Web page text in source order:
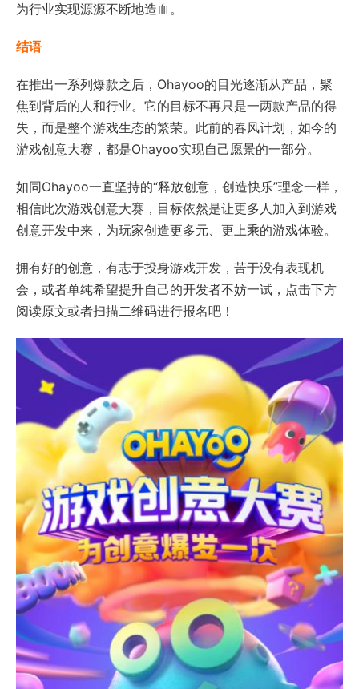
为行业实现源源不断地造血。
结语
在推出一系列爆款之后，Ohayoo的目光逐渐从产品，聚
焦到背后的人和行业。它的目标不再只是一两款产品的得
失，而是整个游戏生态的繁荣。此前的春风计划，如今的
游戏创意大赛，都是Ohayoo实现自己愿景的一部分。
如同Ohayoo一直坚持的“释放创意，创造快乐”理念一样，
相信此次游戏创意大赛，目标依然是让更多人加入到游戏
创意开发中来，为玩家创造更多元、更上乘的游戏体验。
拥有好的创意，有志于投身游戏开发，苦于没有表现机
会，或者单纯希望提升自己的开发者不妨一试，点击下方
阅读原文或者扫描二维码进行报名吧！